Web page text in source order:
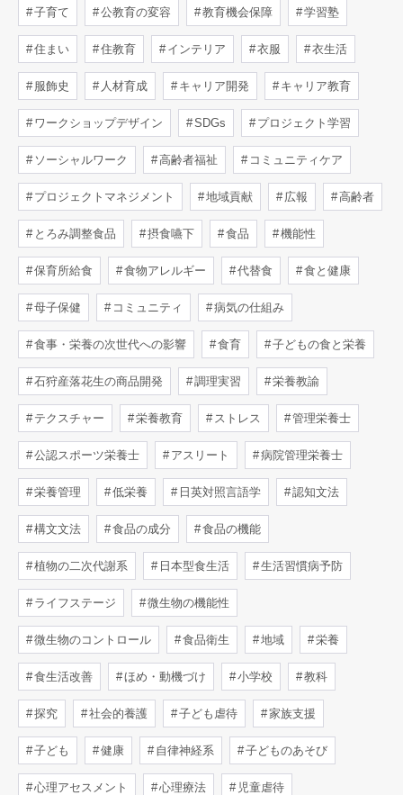
子育て 公教育の変容 教育機会保障 学習塾
住まい 住教育 インテリア 衣服 衣生活
服飾史 人材育成 キャリア開発 キャリア教育
ワークショップデザイン SDGs プロジェクト学習
ソーシャルワーク 高齢者福祉 コミュニティケア
プロジェクトマネジメント 地域貢献 広報 高齢者
とろみ調整食品 摂食嚥下 食品 機能性
保育所給食 食物アレルギー 代替食 食と健康
母子保健 コミュニティ 病気の仕組み
食事・栄養の次世代への影響 食育 子どもの食と栄養
石狩産落花生の商品開発 調理実習 栄養教諭
テクスチャー 栄養教育 ストレス 管理栄養士
公認スポーツ栄養士 アスリート 病院管理栄養士
栄養管理 低栄養 日英対照言語学 認知文法
構文文法 食品の成分 食品の機能
植物の二次代謝系 日本型食生活 生活習慣病予防
ライフステージ 微生物の機能性
微生物のコントロール 食品衛生 地域 栄養
食生活改善 ほめ・動機づけ 小学校 教科
探究 社会的養護 子ども虐待 家族支援
子ども 健康 自律神経系 子どものあそび
心理アセスメント 心理療法 児童虐待